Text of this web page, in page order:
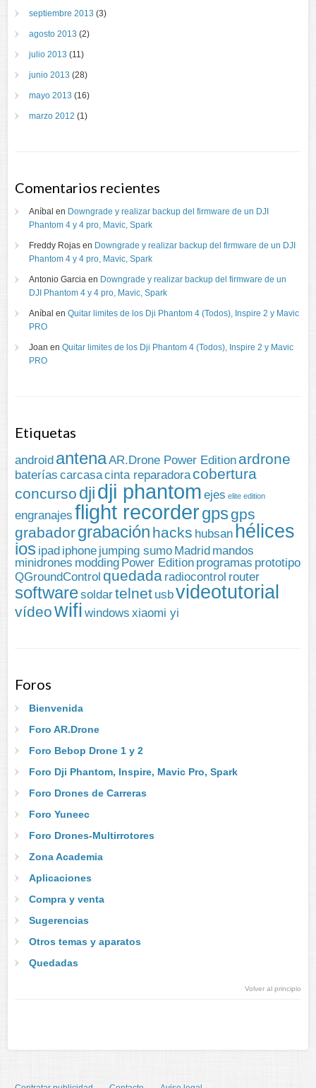
septiembre 2013 (3)
agosto 2013 (2)
julio 2013 (11)
junio 2013 (28)
mayo 2013 (16)
marzo 2012 (1)
Comentarios recientes
Aníbal en Downgrade y realizar backup del firmware de un DJI
Phantom 4 y 4 pro, Mavic, Spark
Freddy Rojas en Downgrade y realizar backup del firmware de un DJI
Phantom 4 y 4 pro, Mavic, Spark
Antonio Garcia en Downgrade y realizar backup del firmware de un
DJI Phantom 4 y 4 pro, Mavic, Spark
Aníbal enQuitar limites de los Dji Phantom 4 (Todos), Inspire 2 y Mavic
PRO
Joan enQuitar limites de los Dji Phantom 4 (Todos), Inspire 2 y Mavic
PRO
Etiquetas
android antenaAR.Drone Power Edition ardrone
baterías carcasacinta reparadora cobertura
concurso djidji phantom ejes elite edition
engranajes flight recordergpsgps
grabadorgrabación hacks hubsan hélices
ios ipad iphone jumping sumo Madrid mandos
minidrones modding Power Edition programas prototipo
QGroundControl quedada radiocontrol router
softwaresoldartelnet usbvideotutorial
vídeowifi windows xiaomi yi
Foros
Bienvenida
Foro AR.Drone
Foro Bebop Drone 1 y 2
Foro Dji Phantom, Inspire, Mavic Pro, Spark
Foro Drones de Carreras
Foro Yuneec
Foro Drones-Multirrotores
Zona Academia
Aplicaciones
Compra y venta
Sugerencias
Otros temas y aparatos
Quedadas
Volver al principio